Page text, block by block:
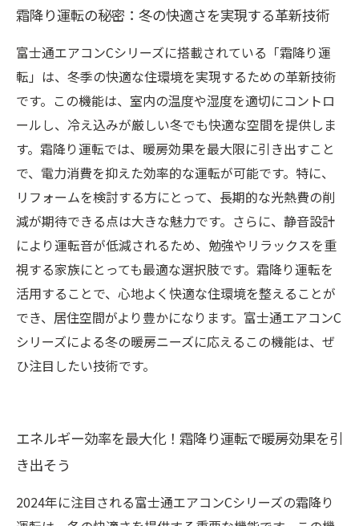
霜降り運転の秘密：冬の快適さを実現する革新技術
富士通エアコンCシリーズに搭載されている「霜降り運
転」は、冬季の快適な住環境を実現するための革新技術
です。この機能は、室内の温度や湿度を適切にコントロ
ールし、冷え込みが厳しい冬でも快適な空間を提供しま
す。霜降り運転では、暖房効果を最大限に引き出すこと
で、電力消費を抑えた効率的な運転が可能です。特に、
リフォームを検討する方にとって、長期的な光熱費の削
減が期待できる点は大きな魅力です。さらに、静音設計
により運転音が低減されるため、勉強やリラックスを重
視する家族にとっても最適な選択肢です。霜降り運転を
活用することで、心地よく快適な住環境を整えることが
でき、居住空間がより豊かになります。富士通エアコンC
シリーズによる冬の暖房ニーズに応えるこの機能は、ぜ
ひ注目したい技術です。
エネルギー効率を最大化！霜降り運転で暖房効果を引
き出そう
2024年に注目される富士通エアコンCシリーズの霜降り